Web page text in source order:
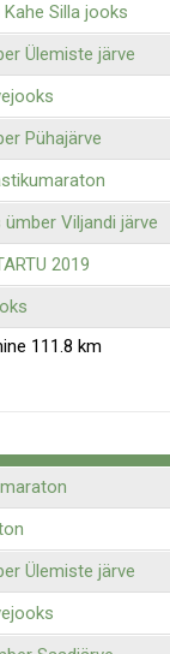
Silla jooks
Ülemiste järve
Pühajärve
Viljandi järve
2019
111.8 km
Ülemiste järve